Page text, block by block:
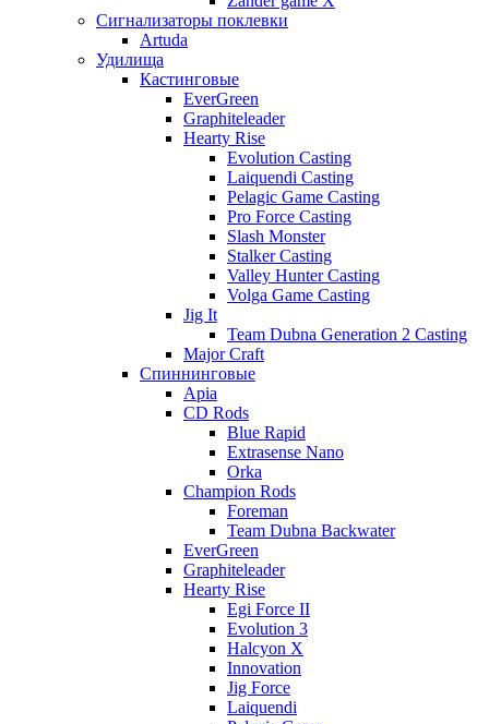
Сигнализаторы поклевки
Artuda
Удилища
Кастинговые
EverGreen
Graphiteleader
Hearty Rise
Evolution Casting
Laiquendi Casting
Pelagic Game Casting
Pro Force Casting
Slash Monster
Stalker Casting
Valley Hunter Casting
Volga Game Casting
Jig It
Team Dubna Generation 2 Casting
Major Craft
Спиннинговые
Apia
CD Rods
Blue Rapid
Extrasense Nano
Orka
Champion Rods
Foreman
Team Dubna Backwater
EverGreen
Graphiteleader
Hearty Rise
Egi Force II
Evolution 3
Halcyon X
Innovation
Jig Force
Laiquendi